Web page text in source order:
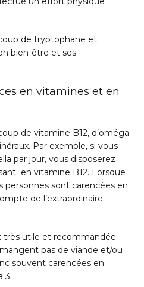
de tryptophane et
bien-être et ses
en vitamines et en
de vitamine B12, d’oméga
Par exemple, si vous
par jour, vous disposerez
en vitamine B12. Lorsque
personnes sont carencées en
de l’extraordinaire
très utile et recommandée
pas de viande et/ou
souvent carencées en
3.